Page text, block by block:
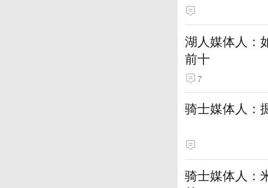
湖人媒体人：
前十
7
骑士媒体人：
骑士媒体人：